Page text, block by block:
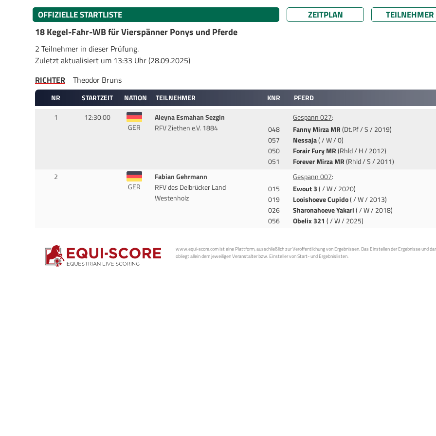
OFFIZIELLE STARTLISTE ZEITPLAN TEILNEHMER
18 Kegel-Fahr-WB für Vierspänner Ponys und Pferde
2 Teilnehmer in dieser Prüfung.
Zuletzt aktualisiert um 13:33 Uhr (28.09.2025)
RICHTER
Theodor Bruns
NR STARTZEIT NATION TEILNEHMER KNR
PFERD
1
12:30:00
GER
Aleyna Esmahan Sezgin
RFV Ziethen e.V. 1884
048
057
050
051
Gespann 027:
Fanny Mirza MR(Dt.Pf / S / 2019)
Nessaja( / W / 0)
Forair Fury MR(Rhld / H / 2012)
Forever Mirza MR(Rhld / S / 2011)
2
GER
Fabian Gehrmann
RFV des Delbrücker Land
Westenholz
015
019
026
056
Gespann 007:
Ewout 3( / W / 2020)
Looishoeve Cupido( / W / 2013)
Sharonahoeve Yakari( / W / 2018)
Obelix 321 ( / W / 2025)
www.equi-score.com ist eine Plattform, ausschließlich zur Veröffentlichung von Ergebnissen. Das Einstellen der Ergebnisse und
obliegt allein dem jeweiligen Veranstalter bzw. Einsteller von Start- und Ergebnislisten.